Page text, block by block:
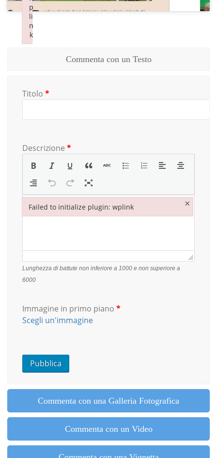
Commenta con un Testo
Titolo *
Descrizione *
Lunghezza di battute non inferiore a 1000 e non superiore a
6000
Immagine in primo piano *
Scegli un'immagine
Commenta con una Galleria Fotografica
Commenta con un Video
Failed to initialize plugin: wplink ×
Failed to initialize plugin: wplink
p
li
n
k
Failed to initialize plugin: wplink
p
li
n
k
Failed to initialize plugin: wplink